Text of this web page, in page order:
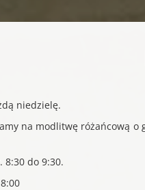
niedzielę.
na modlitwę różańcową o
8:30 do 9:30.